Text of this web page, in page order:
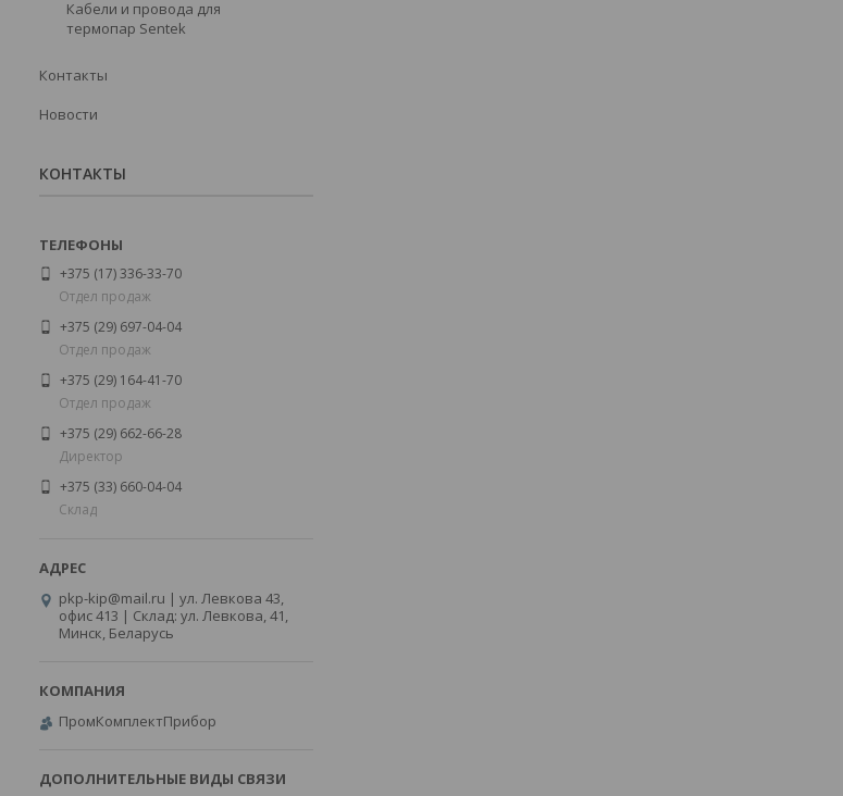
Кабели и провода для
термопар Sentek
Контакты
Новости
КОНТАКТЫ
+375 (17) 336-33-70
Отдел продаж
+375 (29) 697-04-04
Отдел продаж
+375 (29) 164-41-70
Отдел продаж
+375 (29) 662-66-28
Директор
+375 (33) 660-04-04
Склад
pkp-kip@mail.ru | ул. Левкова 43,
офис 413 | Склад: ул. Левкова, 41,
Минск, Беларусь
ПромКомплектПрибор